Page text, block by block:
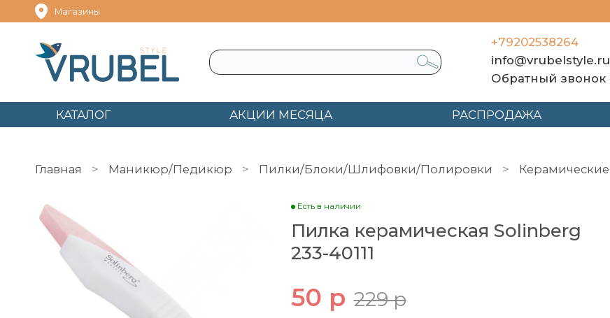
Магазины
+79202538264
info@vrubelstyle.ru
Обратный звонок
КАТАЛОГ АКЦИИ МЕСЯЦА РАСПРОДАЖА
Главная Маникюр/Педикюр Пилки/Блоки/Шлифовки/Полировки Керамические
Есть в наличии
Пилка керамическая Solinberg
233-40111
50 р 229 р